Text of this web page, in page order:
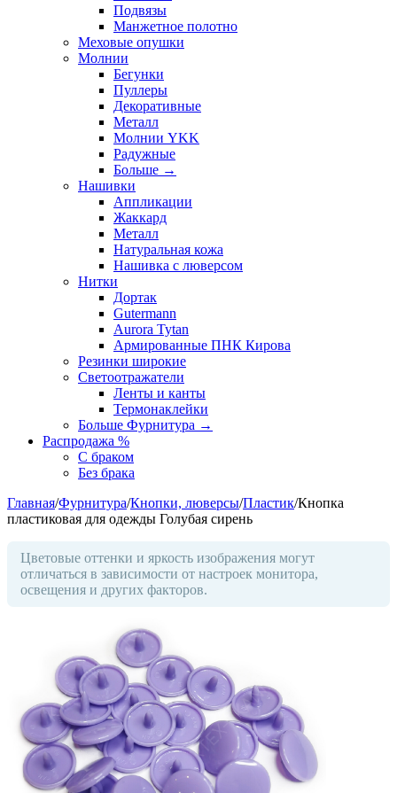
Подвязы
Манжетное полотно
Меховые опушки
Молнии
Бегунки
Пуллеры
Декоративные
Металл
Молнии YKK
Радужные
Больше →
Нашивки
Аппликации
Жаккард
Металл
Натуральная кожа
Нашивка с люверсом
Нитки
Дортак
Gutermann
Aurora Tytan
Армированные ПНК Кирова
Резинки широкие
Светоотражатели
Ленты и канты
Термонаклейки
Больше Фурнитура →
Распродажа %
С браком
Без брака
Главная/Фурнитура/Кнопки, люверсы/Пластик/Кнопка
пластиковая для одежды Голубая сирень
Цветовые оттенки и яркость изображения могут
отличаться в зависимости от настроек монитора,
освещения и других факторов.